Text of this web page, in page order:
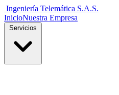
Ingeniería Telemática S.A.S.
InicioNuestra Empresa